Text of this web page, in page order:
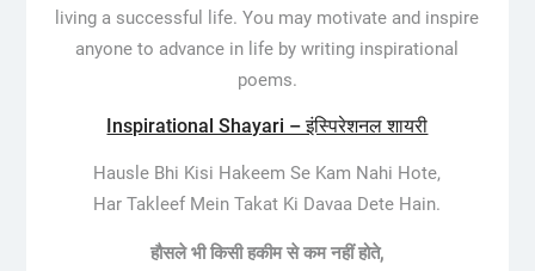
living a successful life. You may motivate and inspire
anyone to advance in life by writing inspirational
poems.
Inspirational Shayari – इंस्पिरेशनल शायरी
Hausle Bhi Kisi Hakeem Se Kam Nahi Hote,
Har Takleef Mein Takat Ki Davaa Dete Hain.
हौसले भी किसी हकीम से कम नहीं होते,